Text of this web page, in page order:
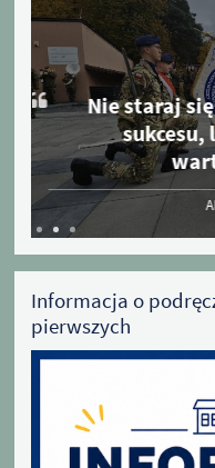
Nie staraj
sukcesu,
Informacja o
pierwszych